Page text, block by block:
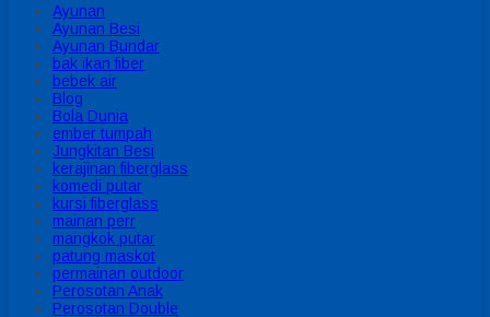
Ayunan
Ayunan Besi
Ayunan Bundar
bak ikan fiber
bebek air
Blog
Bola Dunia
ember tumpah
Jungkitan Besi
kerajinan fiberglass
komedi putar
kursi fiberglass
mainan perr
mangkok putar
patung maskot
permainan outdoor
Perosotan Anak
Perosotan Double